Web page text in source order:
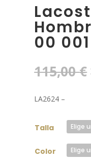
00 001
115,00€
LA2624 –
Talla
Color